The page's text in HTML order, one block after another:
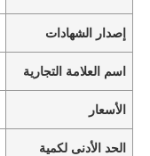
إصدار الشهادات
اسم العلامة التجارية
الأسعار
الحد الأدنى لكمية